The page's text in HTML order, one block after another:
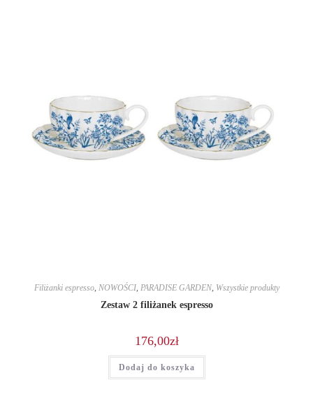
Filiżanki espresso, NOWOŚCI, PARADISE GARDEN, Wszystkie produkty
Zestaw 2 filiżanek espresso
176,00zł
Dodaj do koszyka